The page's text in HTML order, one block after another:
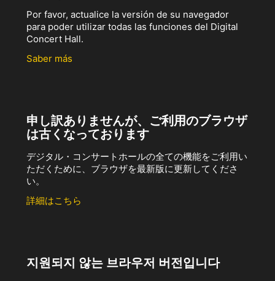
Por favor, actualice la versión de su navegador
para poder utilizar todas las funciones del Digital
Concert Hall.
Saber más
申し訳ありませんが、ご利用のブラウザ
は古くなっております
デジタル・コンサートホールの全ての機能をご利用い
ただくために、ブラウザを最新版に更新してくださ
い。
詳細はこちら
지원되지 않는 브라우저 버전입니다